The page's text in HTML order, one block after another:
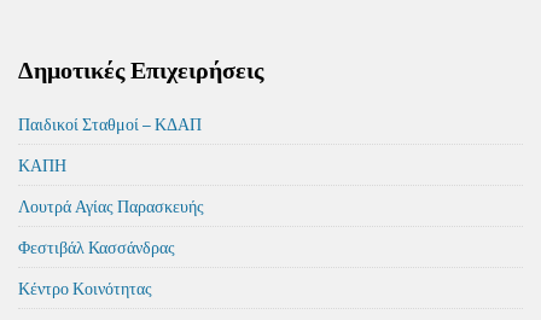
Δημοτικές Επιχειρήσεις
Παιδικοί Σταθμοί – ΚΔΑΠ
ΚΑΠΗ
Λουτρά Αγίας Παρασκευής
Φεστιβάλ Κασσάνδρας
Κέντρο Κοινότητας